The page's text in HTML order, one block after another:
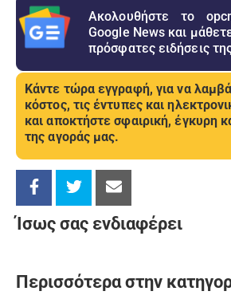
Ακολουθήστε το
Google News και
πρόσφατες ειδήσεις
Κάντε τώρα εγγραφή, για να
κόστος, τις έντυπες και
και αποκτήστε σφαιρική, έγκυρη
της αγοράς μας.
Ίσως σας ενδιαφέρει
Περισσότερα στην